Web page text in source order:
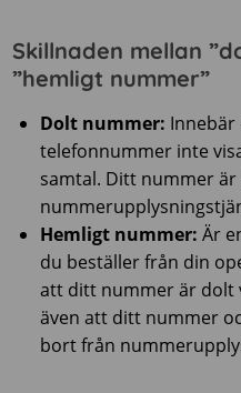
Skillnaden mellan
”hemligt nummer”
Dolt nummer:
telefonnummer inte
samtal. Ditt nummer
Hemligt nummer: Är
du beställer från din
att ditt nummer är dolt
även att ditt nummer
bort från